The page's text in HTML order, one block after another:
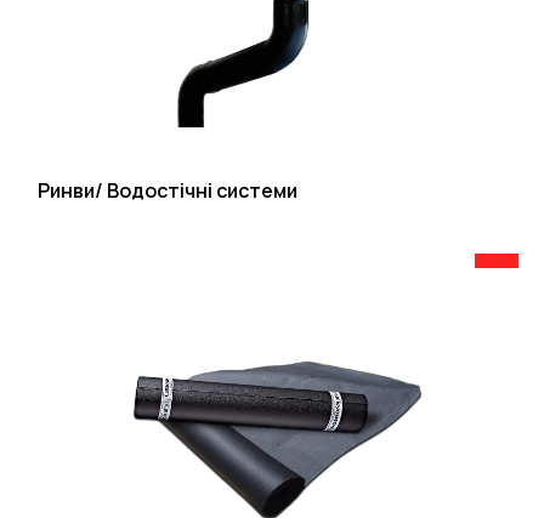
Ринви/ Водостічні системи